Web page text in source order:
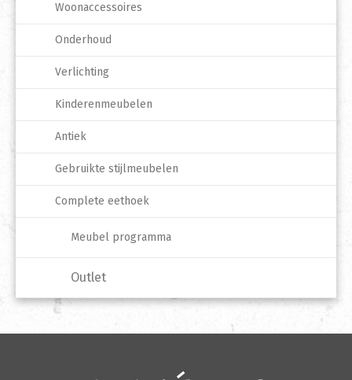
Woonaccessoires
Onderhoud
Verlichting
Kinderenmeubelen
Antiek
Gebruikte stijlmeubelen
Complete eethoek
Meubel programma
Outlet